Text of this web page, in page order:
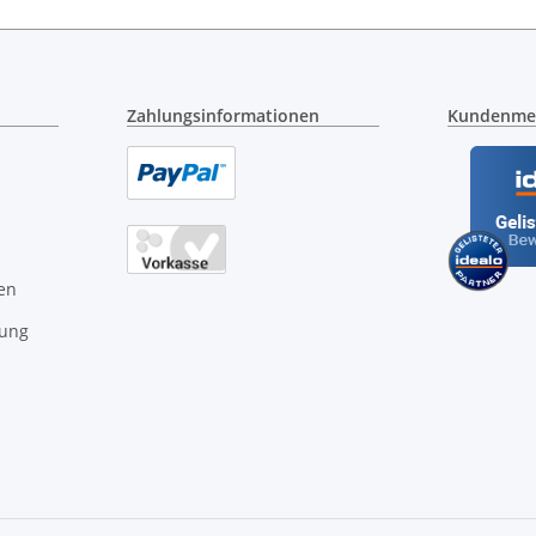
Zahlungsinformationen